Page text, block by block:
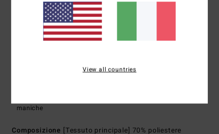
Vestibilità:vestibilità relaxed
Maniche:Maniche lunghe
Lunghezza:26" hps (taglia M)
Etichetta esterna ADVENTURE DIVISION in
maniche
Composizione [Tessuto principale] 70% poliestere
View all countries